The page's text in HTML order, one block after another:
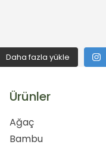
Daha fazla yükle
Ürünler
Ağaç
Bambu